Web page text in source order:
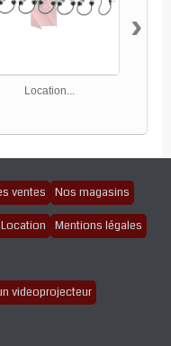
Location...
›
ventes Nos magasins
Mentions légales
videoprojecteur